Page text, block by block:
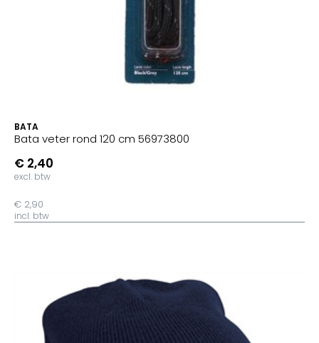
BATA
Bata veter rond 120 cm 56973800
€ 2,40
excl. btw
€ 2,90
incl. btw